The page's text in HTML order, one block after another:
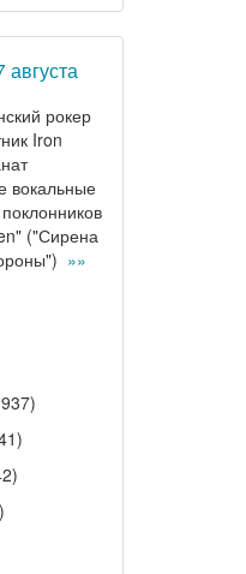
августа
рокер
Iron
вокальные
("Сирена
»»